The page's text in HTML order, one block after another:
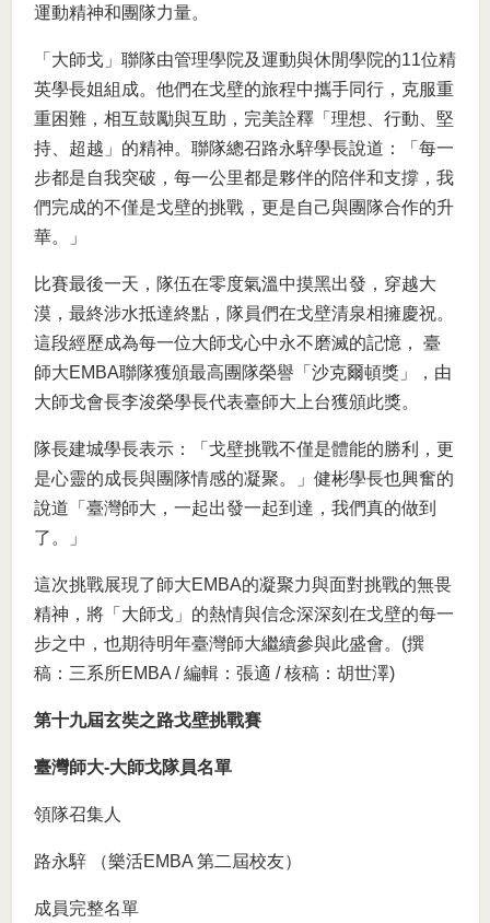
運動精神和團隊力量。
「大師戈」聯隊由管理學院及運動與休閒學院的11位精
英學長姐組成。他們在戈壁的旅程中攜手同行，克服重
重困難，相互鼓勵與互助，完美詮釋「理想、行動、堅
持、超越」的精神。聯隊總召路永騂學長說道：「每一
步都是自我突破，每一公里都是夥伴的陪伴和支撐，我
們完成的不僅是戈壁的挑戰，更是自己與團隊合作的升
華。」
比賽最後一天，隊伍在零度氣溫中摸黑出發，穿越大
漠，最終涉水抵達終點，隊員們在戈壁清泉相擁慶祝。
這段經歷成為每一位大師戈心中永不磨滅的記憶， 臺
師大EMBA聯隊獲頒最高團隊榮譽「沙克爾頓獎」，由
大師戈會長李浚榮學長代表臺師大上台獲頒此獎。
隊長建城學長表示：「戈壁挑戰不僅是體能的勝利，更
是心靈的成長與團隊情感的凝聚。」健彬學長也興奮的
說道「臺灣師大，一起出發一起到達，我們真的做到
了。」
這次挑戰展現了師大EMBA的凝聚力與面對挑戰的無畏
精神，將「大師戈」的熱情與信念深深刻在戈壁的每一
步之中，也期待明年臺灣師大繼續參與此盛會。(撰
稿：三系所EMBA / 編輯：張適 / 核稿：胡世澤)
第十九屆玄奘之路戈壁挑戰賽
臺灣師大-大師戈隊員名單
領隊召集人
路永騂 （樂活EMBA 第二屆校友）
成員完整名單